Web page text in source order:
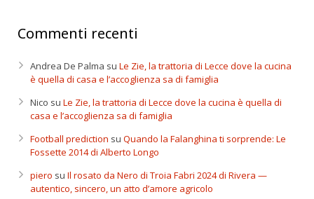
Commenti recenti
Andrea De Palma su Le Zie, la trattoria di Lecce dove la cucina
è quella di casa e l’accoglienza sa di famiglia
Nico su Le Zie, la trattoria di Lecce dove la cucina è quella di
casa e l’accoglienza sa di famiglia
Football prediction su Quando la Falanghina ti sorprende: Le
Fossette 2014 di Alberto Longo
piero su Il rosato da Nero di Troia Fabri 2024 di Rivera —
autentico, sincero, un atto d’amore agricolo